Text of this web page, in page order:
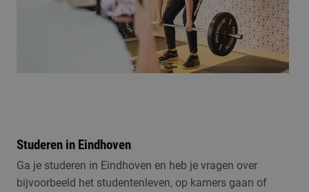
Studeren in Eindhoven
Ga je studeren in Eindhoven en heb je vragen over
bijvoorbeeld het studentenleven, op kamers gaan of